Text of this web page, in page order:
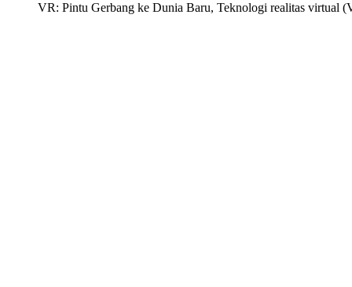
VR: Pintu Gerbang ke Dunia Baru, Teknologi realitas virtual